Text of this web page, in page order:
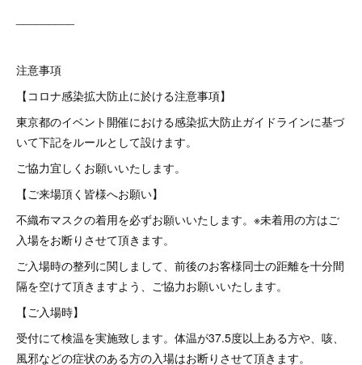
注意事項
【コロナ感染拡大防止に於ける注意事項】
東京都のイベント開催における感染拡大防止ガイドラインに基づ
いて下記をルールとして設けます。
ご協力宜しくお願いいたします。
【ご来場頂く皆様へお願い】
不織布マスクの着用を必ずお願いいたします。※未着用の方はご
入場をお断りさせて頂きます。
ご入場時の整列に関しまして、前後のお客様同士の距離を十分間
隔を空けて頂きますよう、ご協力お願いいたします。
【ご入場時】
受付にて検温を実施致します。体温が37.5度以上ある方や、咳、
風邪などの症状のある方の入場はお断りさせて頂きます。